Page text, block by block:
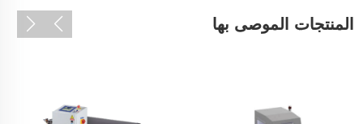
المنتجات الموصى بها